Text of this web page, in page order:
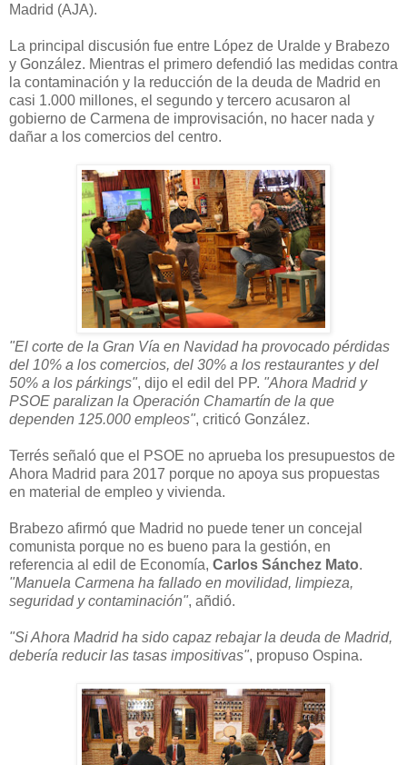
Madrid (AJA).
La principal discusión fue entre López de Uralde y Brabezo
y González. Mientras el primero defendió las medidas contra
la contaminación y la reducción de la deuda de Madrid en
casi 1.000 millones, el segundo y tercero acusaron al
gobierno de Carmena de improvisación, no hacer nada y
dañar a los comercios del centro.
"El corte de la Gran Vía en Navidad ha provocado pérdidas
del 10% a los comercios, del 30% a los restaurantes y del
50% a los párkings", dijo el edil del PP. "Ahora Madrid y
PSOE paralizan la Operación Chamartín de la que
dependen 125.000 empleos", criticó González.
Terrés señaló que el PSOE no aprueba los presupuestos de
Ahora Madrid para 2017 porque no apoya sus propuestas
en material de empleo y vivienda.
Brabezo afirmó que Madrid no puede tener un concejal
comunista porque no es bueno para la gestión, en
referencia al edil de Economía, Carlos Sánchez Mato.
"Manuela Carmena ha fallado en movilidad, limpieza,
seguridad y contaminación", añdió.
"Si Ahora Madrid ha sido capaz rebajar la deuda de Madrid,
debería reducir las tasas impositivas", propuso Ospina.